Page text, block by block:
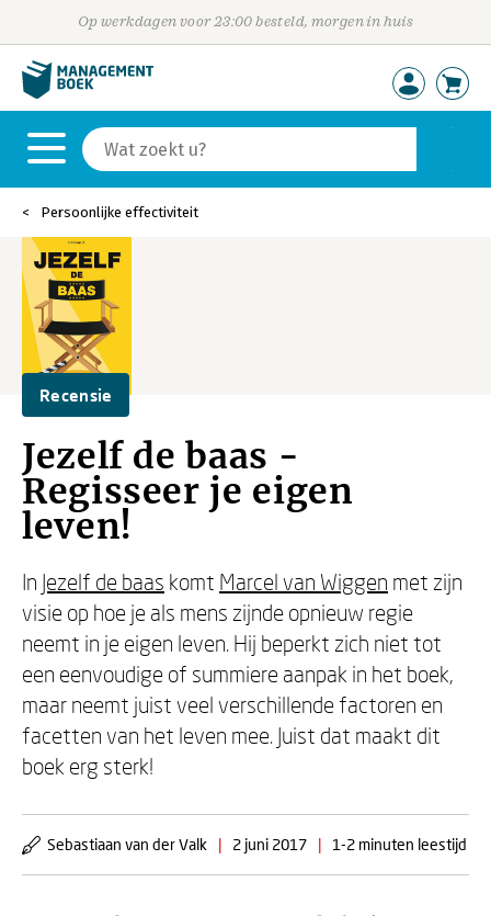
Op werkdagen voor 23:00 besteld, morgen in huis
Persoonlijke effectiviteit
Recensie
Jezelf de baas -
Regisseer je eigen
leven!
In Jezelf de baas komt Marcel van Wiggen met zijn
visie op hoe je als mens zijnde opnieuw regie
neemt in je eigen leven. Hij beperkt zich niet tot
een eenvoudige of summiere aanpak in het boek,
maar neemt juist veel verschillende factoren en
facetten van het leven mee. Juist dat maakt dit
boek erg sterk!
Sebastiaan van der Valk | 2 juni 2017 | 1-2 minuten leestijd